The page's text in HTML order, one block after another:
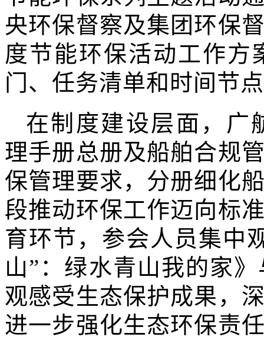
央环保督察及集团环保
度节能环保活动工作方
门、任务清单和时间节
在制度建设层面，广
理手册总册及船舶合规
保管理要求，分册细化
段推动环保工作迈向标
育环节，参会人员集中
山”：绿水青山我的家
观感受生态保护成果，
进一步强化生态环保责